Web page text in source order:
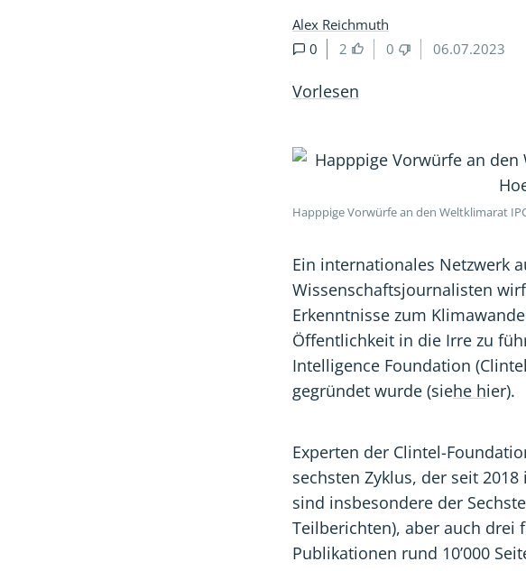
Alex Reichmuth
0
2 0 06.07.2023
Vorlesen
Happpige Vorwürfe an den Weltklimarat
Ein internationales Netzwerk
Wissenschaftsjournalisten
Erkenntnisse zum
Öffentlichkeit in die Irre zu
Intelligence Foundation
gegründet wurde (siehe hier).
Experten der Clintel-
sechsten Zyklus, der seit
sind insbesondere der
Teilberichten), aber auch drei
Publikationen rund 10’000